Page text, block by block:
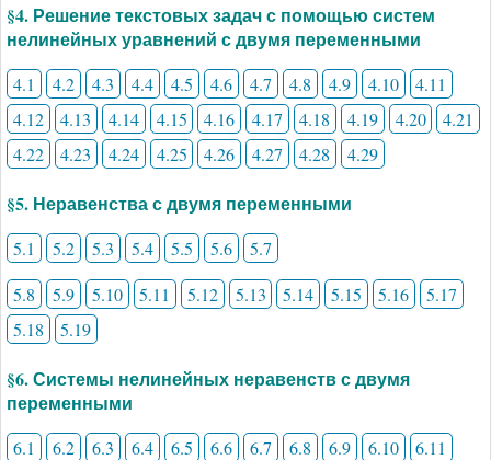
§4. Решение текстовых задач с помощью систем
нелинейных уравнений с двумя переменными
4.1 4.2 4.3 4.4 4.5 4.6 4.7 4.8 4.9 4.10
4.11
4.12
4.13 4.14 4.15 4.16 4.17 4.18 4.19 4.20
4.21
4.22
4.23 4.24 4.25 4.26 4.27 4.28 4.29
§5. Неравенства с двумя переменными
5.1 5.2 5.3 5.4 5.5 5.6
5.7
5.8
5.9 5.10 5.11 5.12 5.13 5.14 5.15 5.16
5.17
5.18
5.19
§6. Системы нелинейных неравенств с двумя
переменными
6.1 6.2 6.3 6.4 6.5 6.6 6.7 6.8 6.9 6.10
6.11